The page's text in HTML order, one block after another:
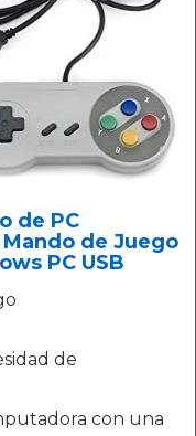
de PC
de Juego
PC USB
de
con una